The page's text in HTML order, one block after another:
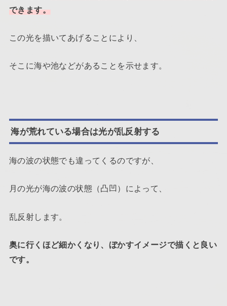
できます。
この光を描いてあげることにより、
そこに海や池などがあることを示せます。
海が荒れている場合は光が乱反射する
海の波の状態でも違ってくるのですが、
月の光が海の波の状態（凸凹）によって、
乱反射します。
奥に行くほど細かくなり、ぼかすイメージで描くと良い
です。